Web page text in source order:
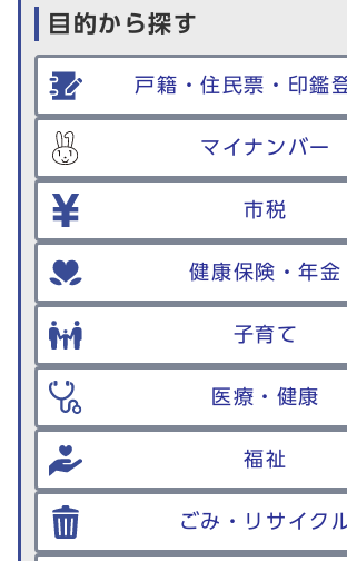
目的から探す
戸籍・住民票・印鑑
マイナンバー
市税
健康保険・年金
子育て
医療・健康
福祉
ごみ・リサイク